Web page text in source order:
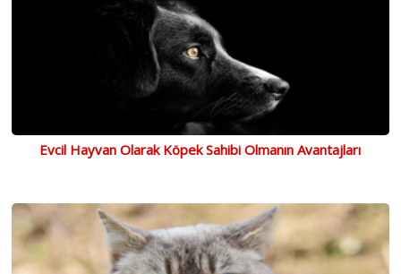
Evcil Hayvan Olarak Köpek Sahibi Olmanın Avantajları